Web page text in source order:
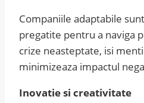
Companiile adaptabile
pregatite pentru a naviga
crize neasteptate, isi
minimizeaza impactul
Inovatie si creativitate